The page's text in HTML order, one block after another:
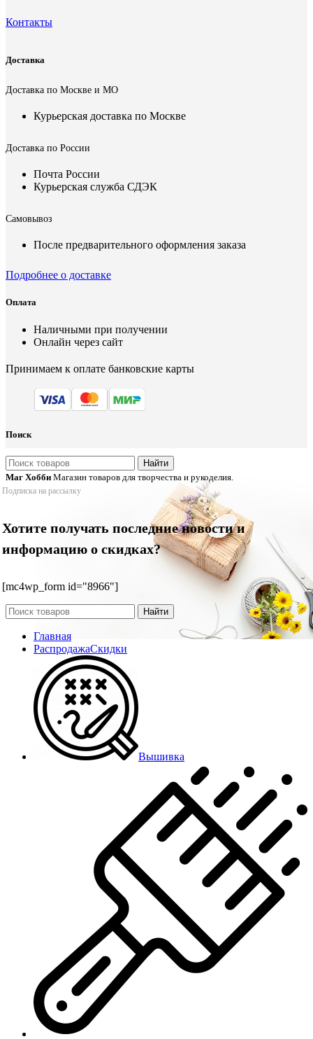
Контакты
Доставка
Доставка по Москве и МО
Курьерская доставка по Москве
Доставка по России
Почта России
Курьерская служба СДЭК
Самовывоз
После предварительного оформления заказа
Подробнее о доставке
Оплата
Наличными при получении
Онлайн через сайт
Принимаем к оплате банковские карты
Поиск
Найти
Маг Хобби Магазин товаров для творчества и рукоделия.
Подписка на рассылку
Хотите получать последние новости и
информацию о скидках?
[mc4wp_form id="8966"]
Найти
Главная
РаспродажаСкидки
Вышивка